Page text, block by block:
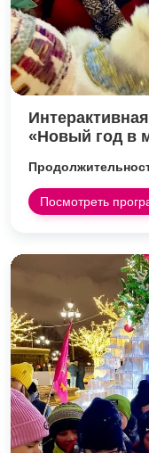
«Новый год в
Посмотреть